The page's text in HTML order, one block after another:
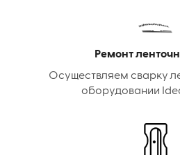
Ремонт
Осуществляем сварку
оборудовании